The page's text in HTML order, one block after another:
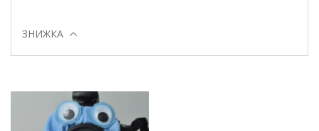
ЗНИЖКА